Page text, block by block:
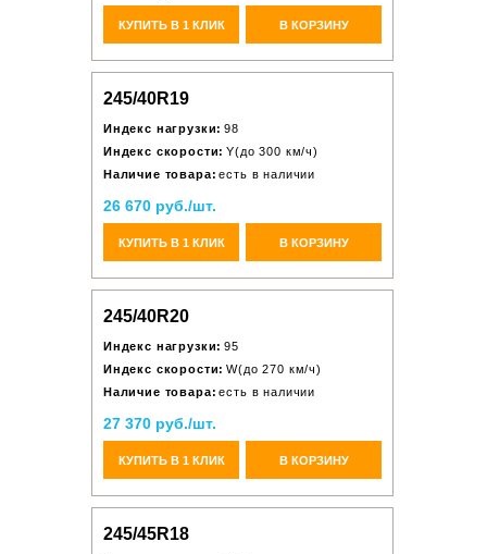
КУПИТЬ В 1 КЛИК В КОРЗИНУ
245/40R19
Индекс нагрузки: 98
Индекс скорости: Y(до 300 км/ч)
Наличие товара: есть в наличии
26 670 руб./шт.
КУПИТЬ В 1 КЛИК В КОРЗИНУ
245/40R20
Индекс нагрузки: 95
Индекс скорости: W(до 270 км/ч)
Наличие товара: есть в наличии
27 370 руб./шт.
КУПИТЬ В 1 КЛИК В КОРЗИНУ
245/45R18